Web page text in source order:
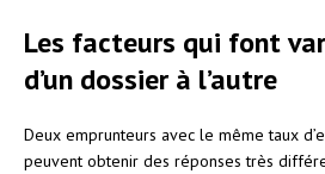
Les facteurs qui font
d’un dossier à l’autre
Deux emprunteurs avec le même taux
peuvent obtenir des réponses très